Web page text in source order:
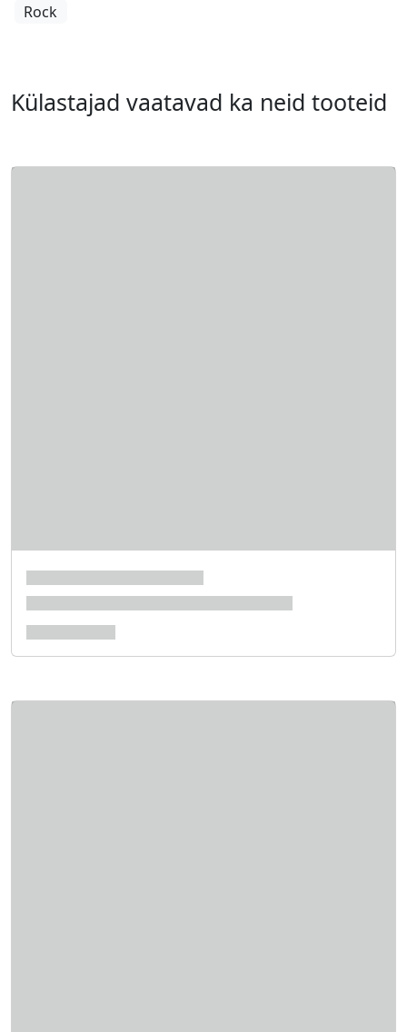
Rock
Külastajad vaatavad ka neid tooteid